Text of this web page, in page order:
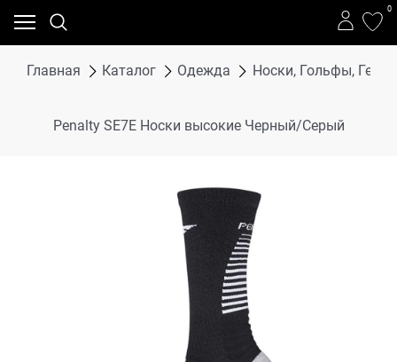
0
Главная Каталог Одежда Носки, Гольфы, Гетры
Penalty SE7E Носки высокие Черный/Серый